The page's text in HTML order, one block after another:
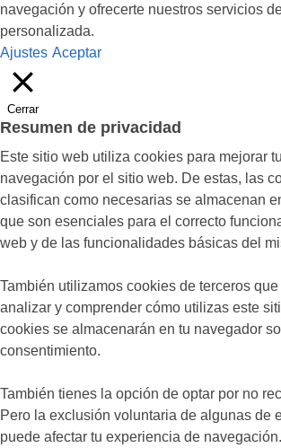
navegación y ofrecerte nuestros servicios
personalizada.
Ajustes Aceptar
Cerrar
Resumen de privacidad
Este sitio web utiliza cookies para mejorar
navegación por el sitio web. De estas, las
clasifican como necesarias se almacenan
que son esenciales para el correcto
web y de las funcionalidades básicas del
También utilizamos cookies de terceros
analizar y comprender cómo utilizas este
cookies se almacenarán en tu navegador
consentimiento.
También tienes la opción de optar por no
Pero la exclusión voluntaria de algunas de
puede afectar tu experiencia de navegación.